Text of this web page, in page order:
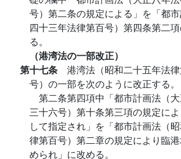
号）第二条の規定による」を「都
四十三年法律第百号）第四条第二
る。
（港湾法の一部改正）
第十七条 港湾法（昭和二十五年法
号）の一部を次のように改正する。
第二条第四項中「都市計画法（
三十六号）第十条第三項の規定に
して指定され」を「都市計画法（
律第百号）第二章の規定により臨
められ」に改める。